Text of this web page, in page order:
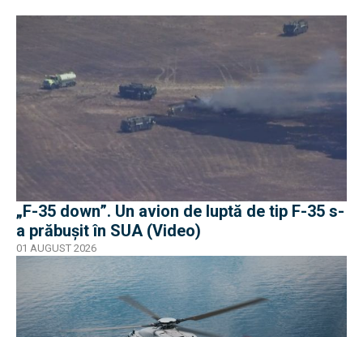
„F-35 down”. Un avion de luptă de tip F-35 s-
a prăbușit în SUA (Video)
01 AUGUST 2026